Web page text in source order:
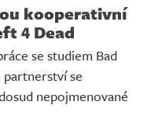
kooperativní
4 Dead
se studiem Bad
se
nepojmenované